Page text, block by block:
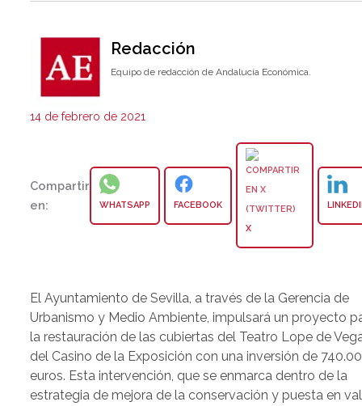
Redacción
Equipo de redacción de Andalucía Económica.
14 de febrero de 2021
Compartir
en:
WHATSAPP FACEBOOK
X
El Ayuntamiento de Sevilla, a través de la Gerencia de
Urbanismo y Medio Ambiente, impulsará un proyecto
la restauración de las cubiertas del Teatro Lope de
del Casino de la Exposición con una inversión de
euros. Esta intervención, que se enmarca dentro de la
estrategia de mejora de la conservación y puesta en